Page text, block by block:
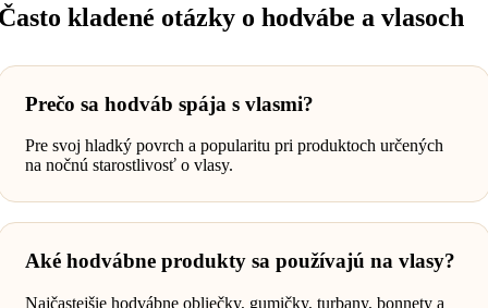
kladené otázky o hodvábe a vlasoch
Prečo sa hodváb spája s vlasmi?
Pre svoj hladký povrch a popularitu pri produktoch určených
na nočnú starostlivosť o vlasy.
Aké hodvábne produkty sa používajú na vlasy?
Najčastejšie hodvábne obliečky, gumičky, turbany, bonnety a